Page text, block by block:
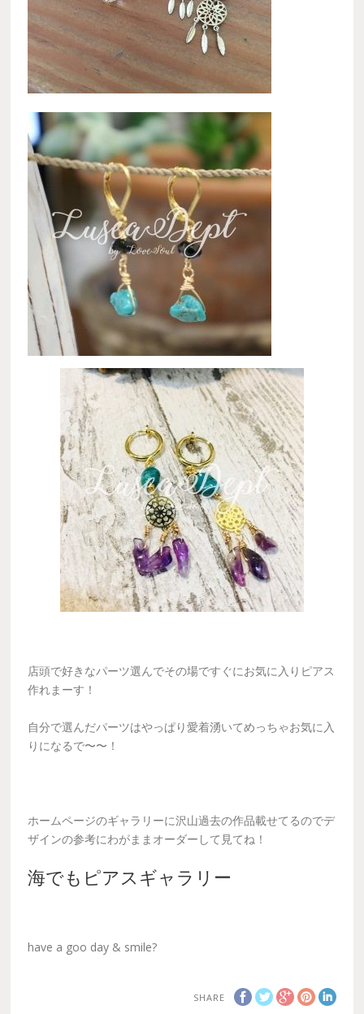
店頭で好きなパーツ選んでその場ですぐにお気に入りピアス
作れまーす！
自分で選んだパーツはやっぱり愛着湧いてめっちゃお気に入
りになるで〜〜！
ホームページのギャラリーに沢山過去の作品載せてるのでデ
ザインの参考にわがままオーダーして見てね！
海でもピアスギャラリー
have a goo day & smile?
SHARE